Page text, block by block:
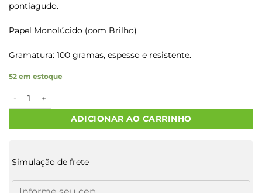
pontiagudo.
Papel Monolúcido (com Brilho)
Gramatura: 100 gramas, espesso e resistente.
52 em estoque
ADICIONAR AO CARRINHO
Simulação de frete